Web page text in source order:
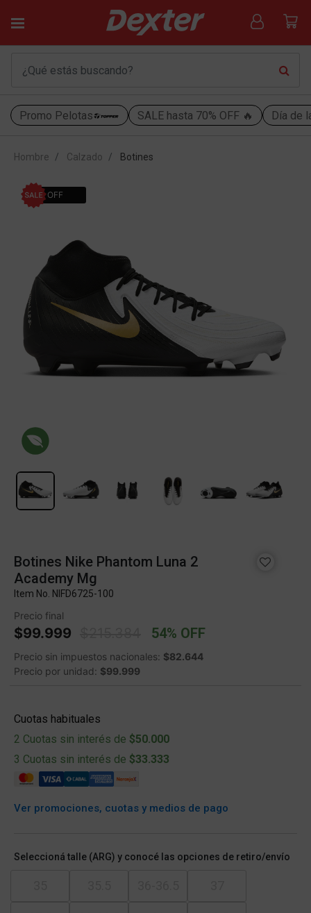
Promo Pelotas SALE hasta 70% OFF 🔥 Día de
Hombre Calzado Botines
53% OFF
Botines Nike Phantom Luna 2
Academy Mg
Item No. NIFD6725-100
Precio final
$99.999 Price reduced from
54% OFF
Precio sin impuestos nacionales: $82.644
Precio por unidad: $99.999
Cuotas habituales
2 Cuotas sin interés de $50.000
3 Cuotas sin interés de $33.333
Ver promociones, cuotas y medios de pago
Seleccioná talle (ARG) y conocé las opciones de retiro/envío